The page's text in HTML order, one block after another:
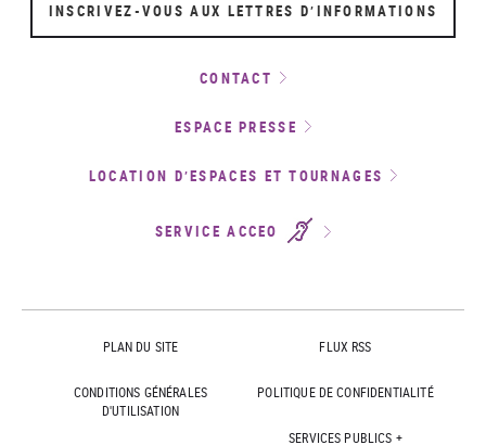
INSCRIVEZ-VOUS AUX LETTRES D’INFORMATIONS
CONTACT
ESPACE PRESSE
LOCATION D’ESPACES ET TOURNAGES
SERVICE ACCEO
PLAN DU SITE FLUX RSS
CONDITIONS GÉNÉRALES
D'UTILISATION
POLITIQUE DE CONFIDENTIALITÉ
SERVICES PUBLICS +